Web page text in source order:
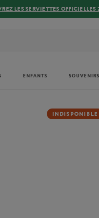
LES SERVIETTES OFFICIELLES
ENFANTS
INDISPONIBLE